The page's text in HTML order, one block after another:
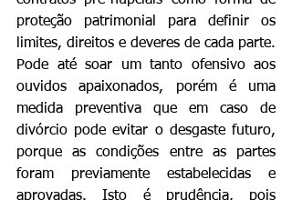
proteção patrimonial para definir os
limites, direitos e deveres de cada parte.
Pode até soar um tanto ofensivo aos
ouvidos apaixonados, porém é uma
medida preventiva que em caso de
divórcio pode evitar o desgaste futuro,
porque as condições entre as partes
foram previamente estabelecidas e
aprovadas. Isto é prudência, pois